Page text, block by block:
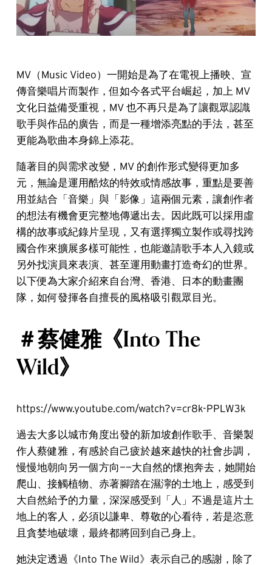
MV（Music Video）一開始是為了在電視上播映、宣
傳音樂唱片而製作，但如今各式平台崛起，加上 MV
文化日益備受重視，MV 也不再只是為了讓觀眾認識
歌手與作品的廣告，而是一種增添亮點的手法，甚至
更能為歌曲本身錦上添花。
隨著目的與需求改變，MV 的創作形式變得更加多
元，無論是運用酷炫的特效或情感故事，重點是要善
用並結合「音樂」與「影像」這兩個元素，讓創作者
的想法有機會更完整地傳遞出去。因此既可以採用虛
構的故事或紀錄片呈現，又有選擇獨立製作或尋找跨
國合作來擴展多樣可能性，也能邀請歌手本人入鏡或
另外找演員來表演、甚至運用動畫打造奇幻的世界。
以下便為大家介紹來自台灣、香港、日本的動畫團
隊，如何發揮各自擅長的風格吸引觀眾目光。
＃蔡健雅《Into The
Wild》
https://www.youtube.com/watch?v=cr8k-PPLW3k
過去大多以城市角度出發的新加坡創作歌手、音樂製
作人蔡健雅，有感於自己疲於越來越快的社會步調，
慢慢地朝向另一個方向——大自然的懷抱奔去，她開始
爬山、接觸植物、赤著腳踏在濕濘的土地上，感受到
大自然給予的力量，深深感受到「人」不過是這片土
地上的客人，必須以謙卑、尊敬的心看待，若是恣意
且貪婪地破壞，最終都將回到自己身上。
她決定透過《Into The Wild》表示自己的感謝，除了